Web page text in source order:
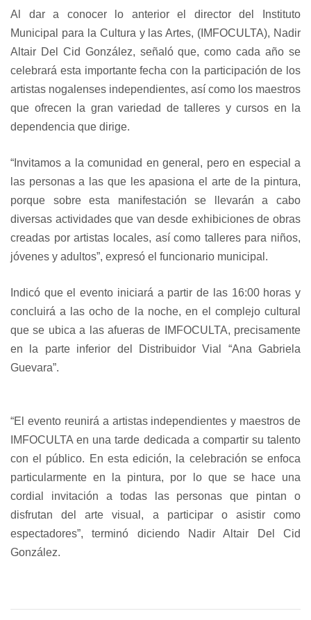
Al dar a conocer lo anterior el director del Instituto
Municipal para la Cultura y las Artes, (IMFOCULTA), Nadir
Altair Del Cid González, señaló que, como cada año se
celebrará esta importante fecha con la participación de los
artistas nogalenses independientes, así como los maestros
que ofrecen la gran variedad de talleres y cursos en la
dependencia que dirige.
“Invitamos a la comunidad en general, pero en especial a
las personas a las que les apasiona el arte de la pintura,
porque sobre esta manifestación se llevarán a cabo
diversas actividades que van desde exhibiciones de obras
creadas por artistas locales, así como talleres para niños,
jóvenes y adultos”, expresó el funcionario municipal.
Indicó que el evento iniciará a partir de las 16:00 horas y
concluirá a las ocho de la noche, en el complejo cultural
que se ubica a las afueras de IMFOCULTA, precisamente
en la parte inferior del Distribuidor Vial “Ana Gabriela
Guevara”.
“El evento reunirá a artistas independientes y maestros de
IMFOCULTA en una tarde dedicada a compartir su talento
con el público. En esta edición, la celebración se enfoca
particularmente en la pintura, por lo que se hace una
cordial invitación a todas las personas que pintan o
disfrutan del arte visual, a participar o asistir como
espectadores”, terminó diciendo Nadir Altair Del Cid
González.